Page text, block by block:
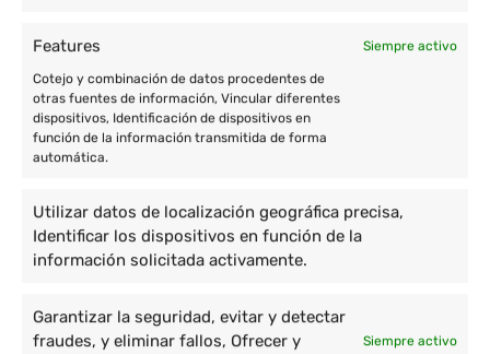
Features Siempre activo
Cotejo y combinación de datos procedentes de
otras fuentes de información, Vincular diferentes
dispositivos, Identificación de dispositivos en
función de la información transmitida de forma
automática.
Utilizar datos de localización geográfica precisa,
Identificar los dispositivos en función de la
información solicitada activamente.
Garantizar la seguridad, evitar y detectar
fraudes, y eliminar fallos, Ofrecer y
Siempre activo